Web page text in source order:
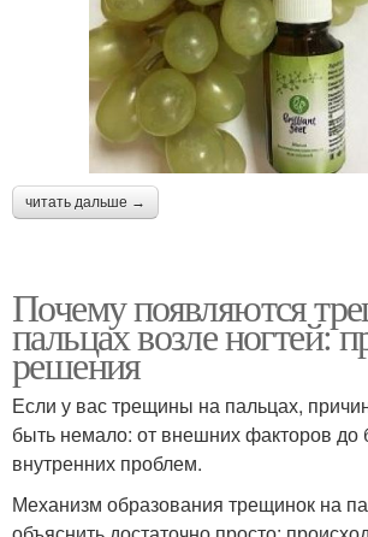
читать дальше →
Почему появляются
пальцах возле ногтей:
решения
Если у вас трещины на пальцах,
быть немало: от внешних факторов до
внутренних проблем.
Механизм образования трещинок на